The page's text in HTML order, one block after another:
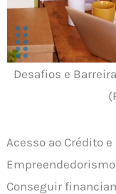
Desafios e
Acesso ao Crédito
Conseguir